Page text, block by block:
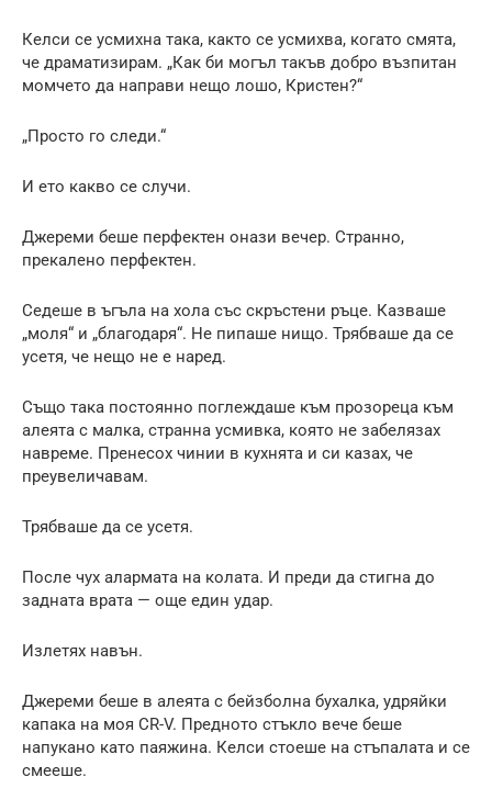
Келси се усмихна така, както се усмихва, когато смята,
че драматизирам. „Как би могъл такъв добро възпитан
момчето да направи нещо лошо, Кристен?“
„Просто го следи.“
И ето какво се случи.
Джереми беше перфектен онази вечер. Странно,
прекалено перфектен.
Седеше в ъгъла на хола със скръстени ръце. Казваше
„моля“ и „благодаря“. Не пипаше нищо. Трябваше да се
усетя, че нещо не е наред.
Също така постоянно поглеждаше към прозореца към
алеята с малка, странна усмивка, която не забелязах
навреме. Пренесох чинии в кухнята и си казах, че
преувеличавам.
Трябваше да се усетя.
После чух алармата на колата. И преди да стигна до
задната врата — още един удар.
Излетях навън.
Джереми беше в алеята с бейзболна бухалка, удряйки
капака на моя CR-V. Предното стъкло вече беше
напукано като паяжина. Келси стоеше на стъпалата и се
смееше.